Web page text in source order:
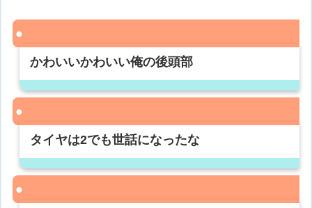
かわいいかわいい俺の後頭部
タイヤは2でも世話になったな